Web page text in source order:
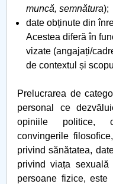
muncă, semnătura);
date obținute din
Acestea diferă în
vizate (angajați/
de contextul și
Prelucrarea de
personal ce
opiniile politice,
convingerile
privind sănătatea,
privind viața
persoane fizice,